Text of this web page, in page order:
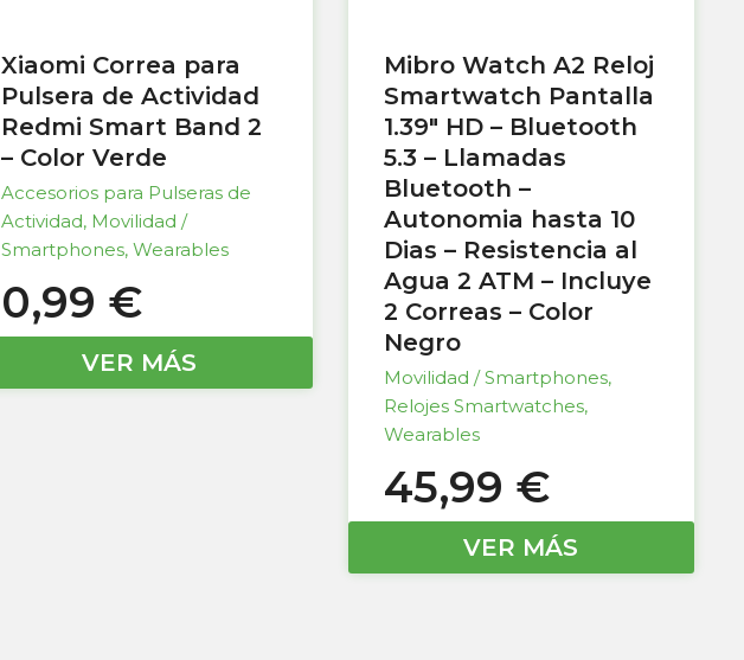
Xiaomi Correa para
Pulsera de Actividad
Redmi Smart Band 2
– Color Verde
Accesorios para Pulseras de
Actividad, Movilidad /
Smartphones, Wearables
0,99 €
VER MÁS
Mibro Watch A2 Reloj
Smartwatch Pantalla
1.39″ HD – Bluetooth
5.3 – Llamadas
Bluetooth –
Autonomia hasta 10
Dias – Resistencia al
Agua 2 ATM – Incluye
2 Correas – Color
Negro
Movilidad / Smartphones,
Relojes Smartwatches,
Wearables
45,99 €
VER MÁS